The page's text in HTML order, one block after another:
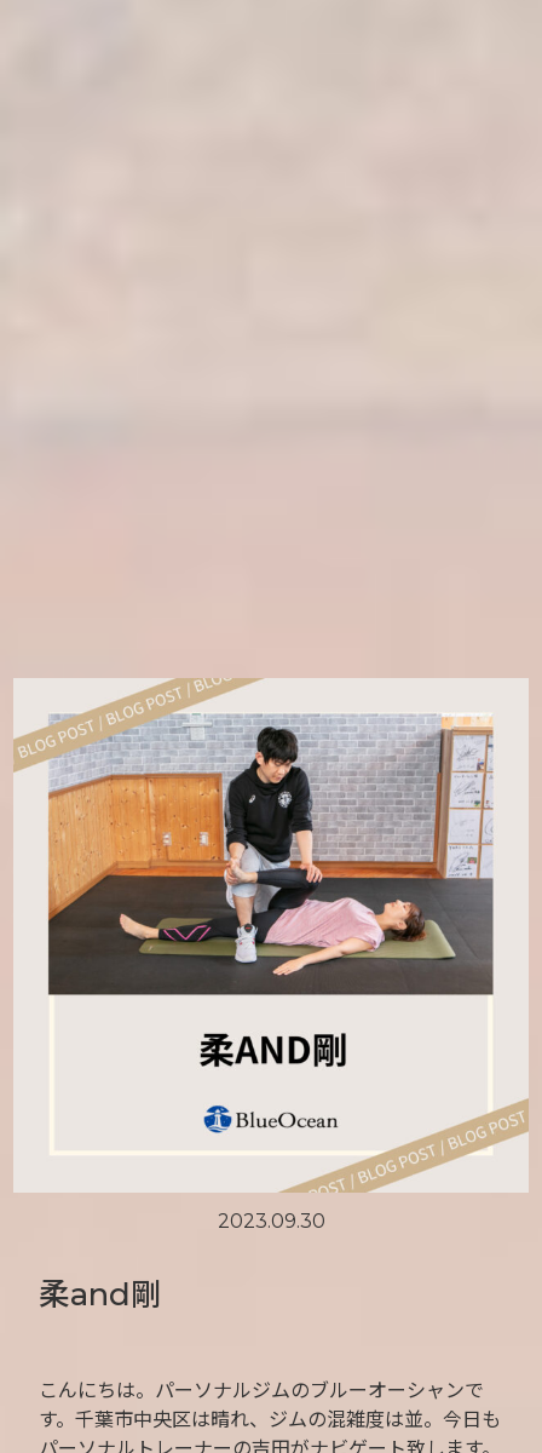
2023.09.30
柔and剛
こんにちは。パーソナルジムのブルーオーシャンで
す。千葉市中央区は晴れ、ジムの混雑度は並。今日も